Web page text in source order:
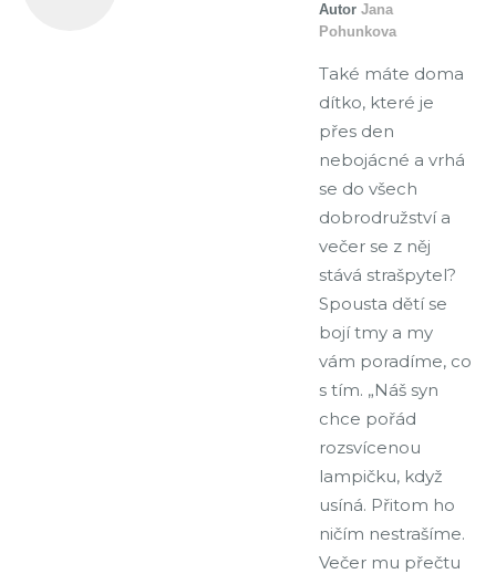
AutorJana
Pohunkova
Také máte doma
dítko, které je
přes den
nebojácné a vrhá
se do všech
dobrodružství a
večer se z něj
stává strašpytel?
Spousta dětí se
bojí tmy a my
vám poradíme, co
s tím. „Náš syn
chce pořád
rozsvícenou
lampičku, když
usíná. Přitom ho
ničím nestrašíme.
Večer mu přečtu